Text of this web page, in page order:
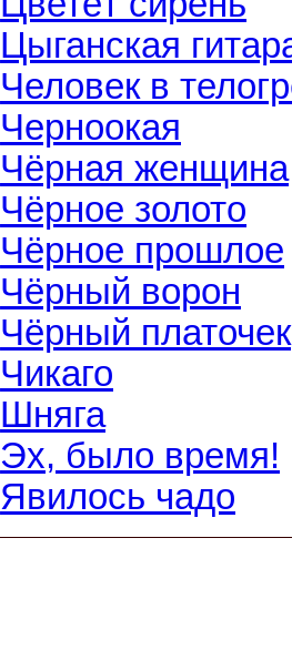
Цыганская
Человек в
Черноокая
Чёрная женщина
Чёрное золото
Чёрное прошлое
Чёрный ворон
Чёрный платочек
Чикаго
Шняга
Эх, было время!
Явилось чадо